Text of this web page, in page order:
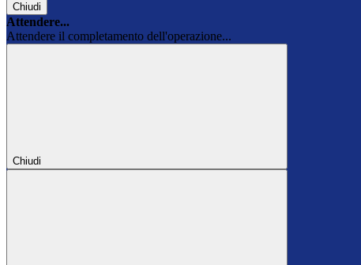
Chiudi
Attendere...
Attendere il completamento dell'operazione...
Chiudi